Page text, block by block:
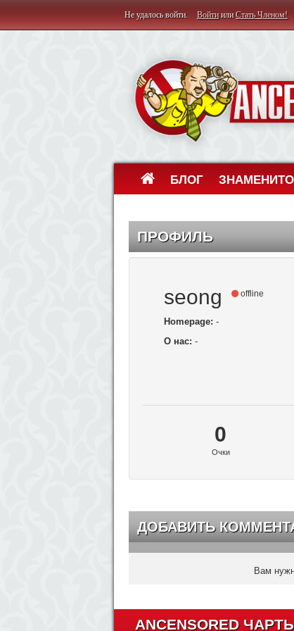
Не удалось войти. ВойтиилиСтать Членом!
БЛОГ
ПРОФИЛЬ
seong offline
Homepage: -
О нас: -
0
Очки
ДОБАВИТЬ
Вам
ANCENSORED